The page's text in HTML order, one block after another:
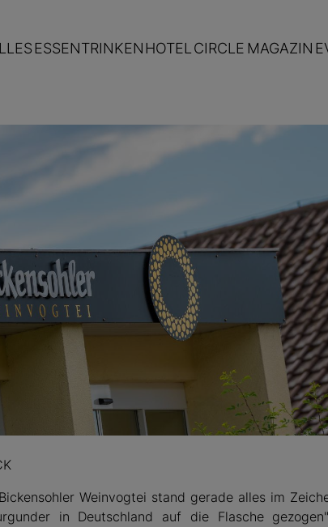
ESSENTRINKENHOTELCIRCLE MAGAZIN
Weinvogtei stand gerade alles im
in Deutschland auf die Flasche